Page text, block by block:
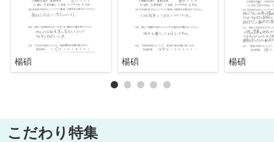
楊碩 楊碩 楊碩
こだわり特集